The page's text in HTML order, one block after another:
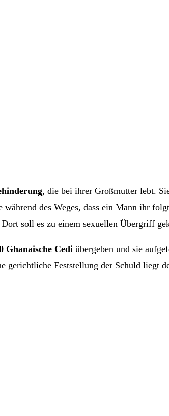
, die bei ihrer Großmutter lebt.
des Weges, dass ein Mann ihr
soll es zu einem sexuellen Übergriff
Ghanaische Cedi übergeben und sie
gerichtliche Feststellung der Schuld liegt